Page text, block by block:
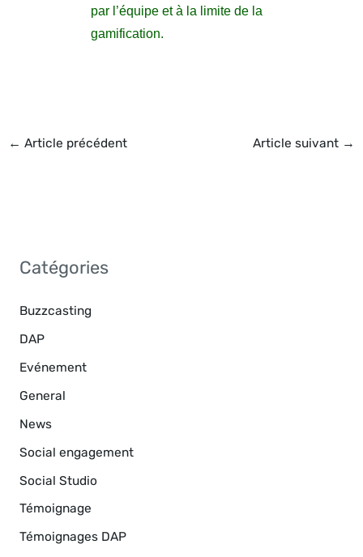
par l’équipe et à la limite de la
gamification.
← Article précédent Article suivant →
Catégories
Buzzcasting
DAP
Evénement
General
News
Social engagement
Social Studio
Témoignage
Témoignages DAP